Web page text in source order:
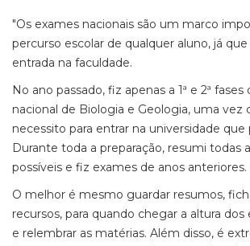
"Os exames nacionais são um marco
percurso escolar de qualquer aluno, já
entrada na faculdade.
No ano passado, fiz apenas a 1ª e 2ª
nacional de Biologia e Geologia, uma vez
necessito para entrar na universidade que
Durante toda a preparação, resumi todas
possíveis e fiz exames de anos anteriores.
O melhor é mesmo guardar resumos,
recursos, para quando chegar a altura dos
e relembrar as matérias. Além disso, é